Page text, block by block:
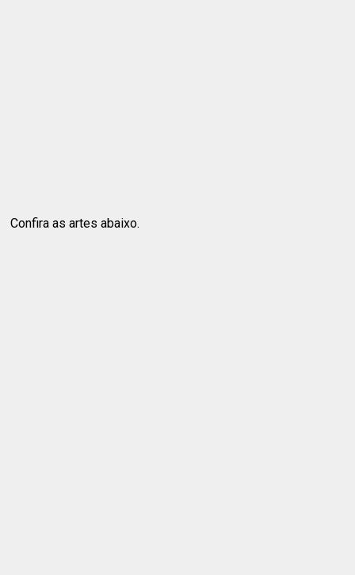
Confira as artes abaixo.